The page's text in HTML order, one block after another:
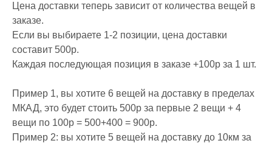
Цена доставки теперь зависит от количества вещей в
заказе.
Если вы выбираете 1-2 позиции, цена доставки
составит 500р.
Каждая последующая позиция в заказе +100р за 1 шт.
Пример 1, вы хотите 6 вещей на доставку в пределах
МКАД, это будет стоить 500р за первые 2 вещи + 4
вещи по 100р = 500+400 = 900р.
Пример 2: вы хотите 5 вещей на доставку до 10км за